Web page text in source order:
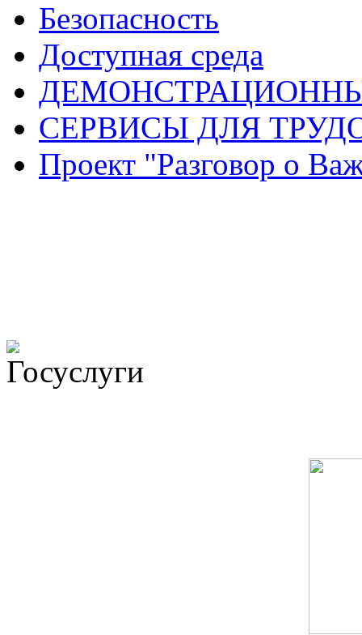
Безопасность
Доступная среда
СЕРВИСЫ ДЛЯ
Проект "Разговор о